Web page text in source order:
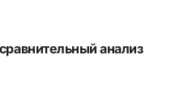
анализ